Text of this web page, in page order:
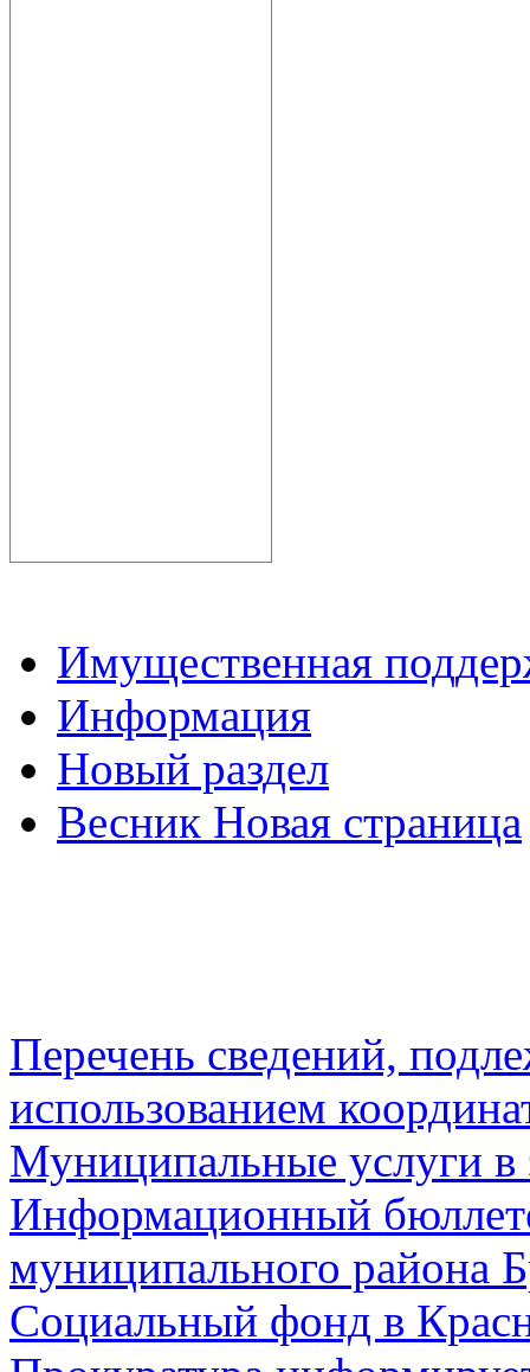
Имущественная
Информация
Новый раздел
Весник Новая страница
Перечень сведений,
использованием
Муниципальные услуги в
Информационный
муниципального района
Социальный фонд в